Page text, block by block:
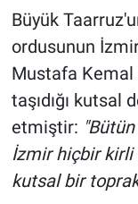
Büyük
ordusunun
Mustafa
taşıdığı kutsal
etmiştir:
İzmir hiçbir kirli
kutsal bir